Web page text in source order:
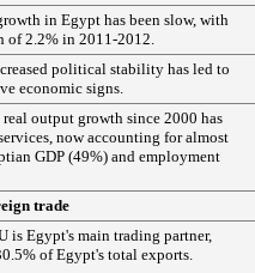
in Egypt has been slow, with
of 2.2% in 2011-2012.
political stability has led to
economic signs.
output growth since 2000 has
now accounting for almost
GDP (49%) and employment
trade
is Egypt's main trading partner,
of Egypt's total exports.